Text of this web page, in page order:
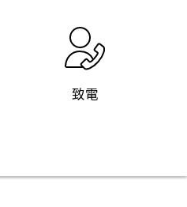
致電